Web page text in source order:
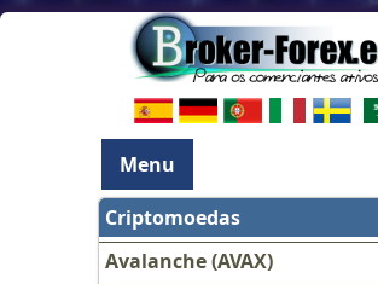
Menu
Criptomoedas
Avalanche (AVAX)